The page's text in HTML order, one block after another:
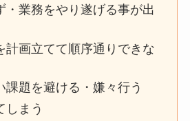
・業務をやり遂げる事が出
計画立てて順序通りできな
課題を避ける・嫌々行う
しまう